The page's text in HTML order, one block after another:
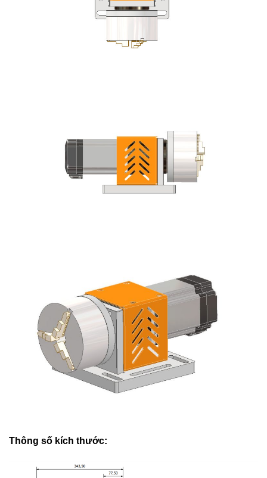
Thông số kích thước: